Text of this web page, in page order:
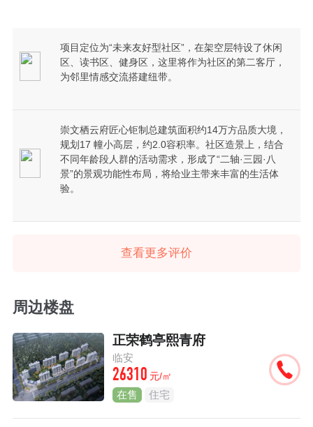
项目定位为“未来友好型社区”，在架空层特设了休闲
区、读书区、健身区，这里将作为社区的第二客厅，
为邻里情感交流搭建纽带。
崇文栖云府匠心钜制总建筑面积约14万方品质大境，
规划17 幢小高层，约2.0容积率。社区造景上，结合
不同年龄段人群的活动需求，形成了“二轴·三园·八
景”的景观功能性布局，将给业主带来丰富的生活体
验。
查看更多评价
周边楼盘
正荣鹤亭熙青府
临安
26310 元/㎡
在售 住宅